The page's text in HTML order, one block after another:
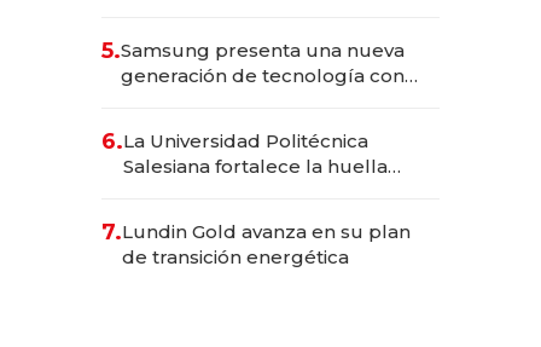
5.Samsung presenta una nueva
generación de tecnología con
6.La Universidad Politécnica
Salesiana fortalece la huella
7.Lundin Gold avanza en su plan
de transición energética